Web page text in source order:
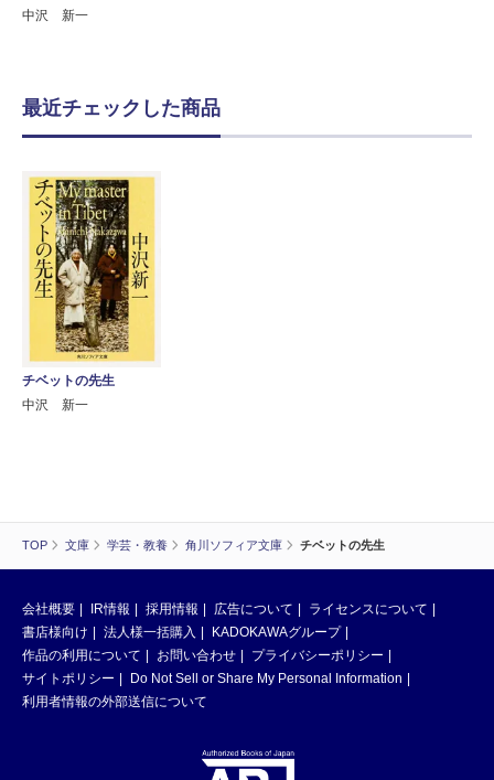
TOP 文庫 学芸・教養 角川ソフィア文庫 チベットの先生
中沢 新一
最近チェックした商品
チベットの先生
中沢 新一
会社概要 IR情報 採用情報 広告について
ライセンスについて
書店様向け
法人様一括購入
KADOKAWAグループ
作品の利用について
お問い合わせ
プライバシーポリシー
サイトポリシー
Do Not Sell or Share My Personal Information
利用者情報の外部送信について